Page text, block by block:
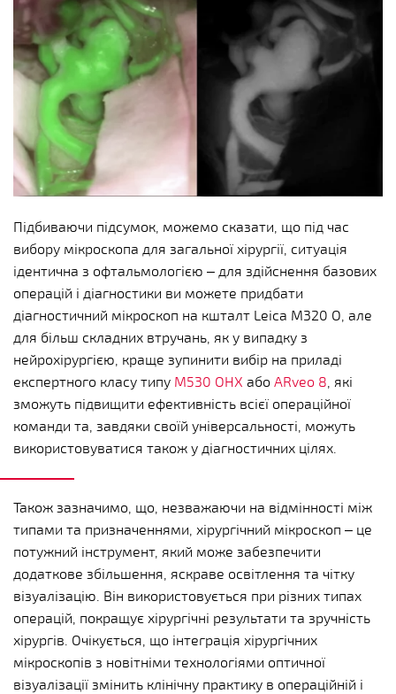
Підбиваючи підсумок, можемо сказати, що під час
вибору мікроскопа для загальної хірургії, ситуація
ідентична з офтальмологією – для здійснення базових
операцій і діагностики ви можете придбати
діагностичний мікроскоп на кшталт Leica M320 O, але
для більш складних втручань, як у випадку з
нейрохірургією, краще зупинити вибір на приладі
експертного класу типу M530 OHX або ARveo 8 , які
зможуть підвищити ефективність всієї операційної
команди та, завдяки своїй універсальності, можуть
використовуватися також у діагностичних цілях.
Також зазначимо, що, незважаючи на відмінності між
типами та призначеннями, хірургічний мікроскоп – це
потужний інструмент, який може забезпечити
додаткове збільшення, яскраве освітлення та чітку
візуалізацію. Він використовується при різних типах
операцій, покращує хірургічні результати та зручність
хірургів. Очікується, що інтеграція хірургічних
мікроскопів з новітніми технологіями оптичної
візуалізації змінить клінічну практику в операційній і